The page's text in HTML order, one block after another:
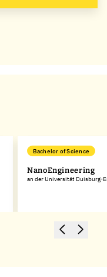
Bachelor of Science
NanoEngineering
an der Universität Duisburg-